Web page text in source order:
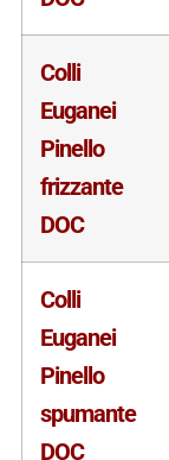
Colli
Euganei
Pinello
frizzante
DOC
Colli
Euganei
Pinello
spumante
DOC